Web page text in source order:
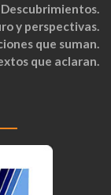
y perspectivas.
que suman.
que aclaran.